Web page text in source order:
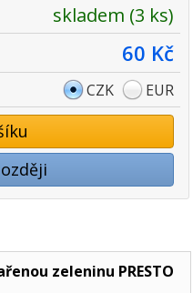
skladem (3 ks)
60 Kč
CZK EUR
zeleninu PRESTO